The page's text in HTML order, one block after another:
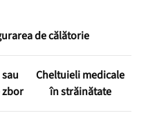
de călătorie
Cheltuieli medicale
în străinătate